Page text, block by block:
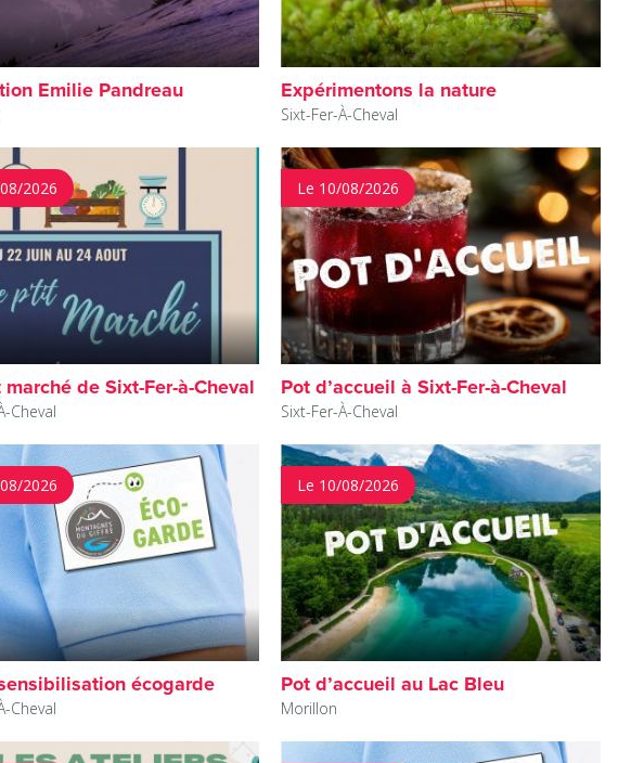
Emilie Pandreau Expérimentons la nature
Sixt-Fer-À-Cheval
2026
marché de Sixt-Fer-à-Cheval
Cheval
Le 10/08/2026
Pot d’accueil à Sixt-Fer-à-Cheval
Sixt-Fer-À-Cheval
2026
écogarde
Cheval
Le 10/08/2026
Pot d’accueil au Lac Bleu
Morillon